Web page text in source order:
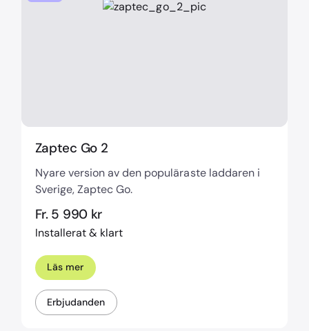
Zaptec Go 2
Nyare version av den populäraste laddaren i
Sverige, Zaptec Go.
Fr. 5 990 kr
Installerat & klart
Läs mer
Erbjudanden